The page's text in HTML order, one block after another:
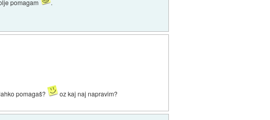
pomagam .
pomagaš?
oz kaj naj napravim?